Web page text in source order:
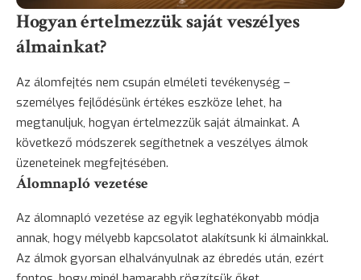
Hogyan értelmezzük saját veszélyes
álmainkat?
Az álomfejtés nem csupán elméleti tevékenység –
személyes fejlődésünk értékes eszköze lehet, ha
megtanuljuk, hogyan értelmezzük saját álmainkat. A
következő módszerek segíthetnek a veszélyes álmok
üzeneteinek megfejtésében.
Álomnapló vezetése
Az álomnapló vezetése az egyik leghatékonyabb módja
annak, hogy mélyebb kapcsolatot alakítsunk ki álmainkkal.
Az álmok gyorsan elhalványulnak az ébredés után, ezért